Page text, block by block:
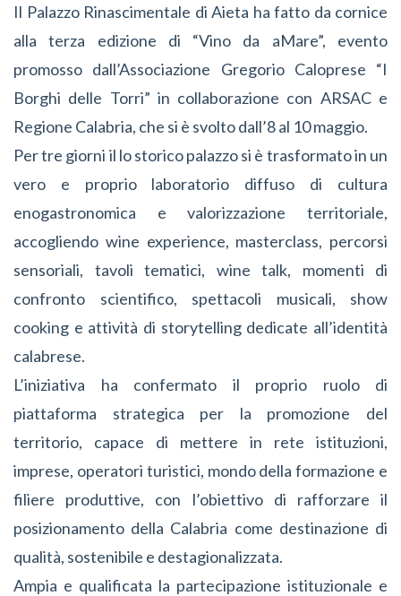
Il Palazzo Rinascimentale di Aieta ha fatto da cornice
alla terza edizione di “Vino da aMare”, evento
promosso dall’Associazione Gregorio Caloprese “I
Borghi delle Torri” in collaborazione con ARSAC e
Regione Calabria, che si è svolto dall’8 al 10 maggio.
Per tre giorni il lo storico palazzo si è trasformato in un
vero e proprio laboratorio diffuso di cultura
enogastronomica e valorizzazione territoriale,
accogliendo wine experience, masterclass, percorsi
sensoriali, tavoli tematici, wine talk, momenti di
confronto scientifico, spettacoli musicali, show
cooking e attività di storytelling dedicate all’identità
calabrese.
L’iniziativa ha confermato il proprio ruolo di
piattaforma strategica per la promozione del
territorio, capace di mettere in rete istituzioni,
imprese, operatori turistici, mondo della formazione e
filiere produttive, con l’obiettivo di rafforzare il
posizionamento della Calabria come destinazione di
qualità, sostenibile e destagionalizzata.
Ampia e qualificata la partecipazione istituzionale e